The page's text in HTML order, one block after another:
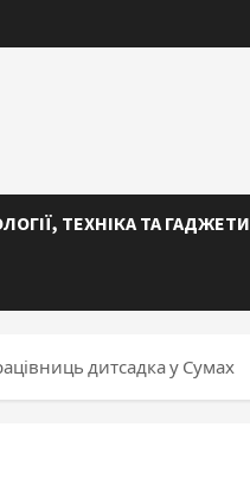
ТЕХНІКА ТА ГАДЖЕТИ
дитсадка у Сумах